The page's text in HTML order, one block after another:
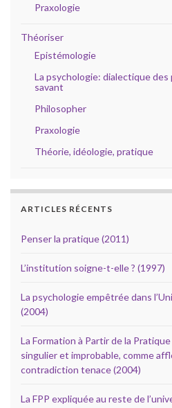
Praxologie
Théoriser
Epistémologie
La psychologie: dialectique
savant
Philosopher
Praxologie
Théorie, idéologie, pratique
ARTICLES RÉCENTS
Penser la pratique (2011)
L’institution soigne-t-elle ? (1997)
La psychologie empêtrée dans
(2004)
La Formation à Partir de la
singulier et improbable, comme
contradiction tenace (2004)
La FPP expliquée au reste de